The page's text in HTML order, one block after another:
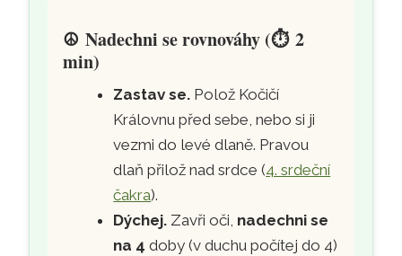
☮️Nadechni se rovnováhy (⏱️2
min)
Zastav se. Polož Kočičí
Královnu před sebe, nebo si ji
vezmi do levé dlaně. Pravou
dlaň přilož nad srdce (4. srdeční
čakra).
Dýchej. Zavři oči, nadechni se
na 4 doby (v duchu počítej do 4)